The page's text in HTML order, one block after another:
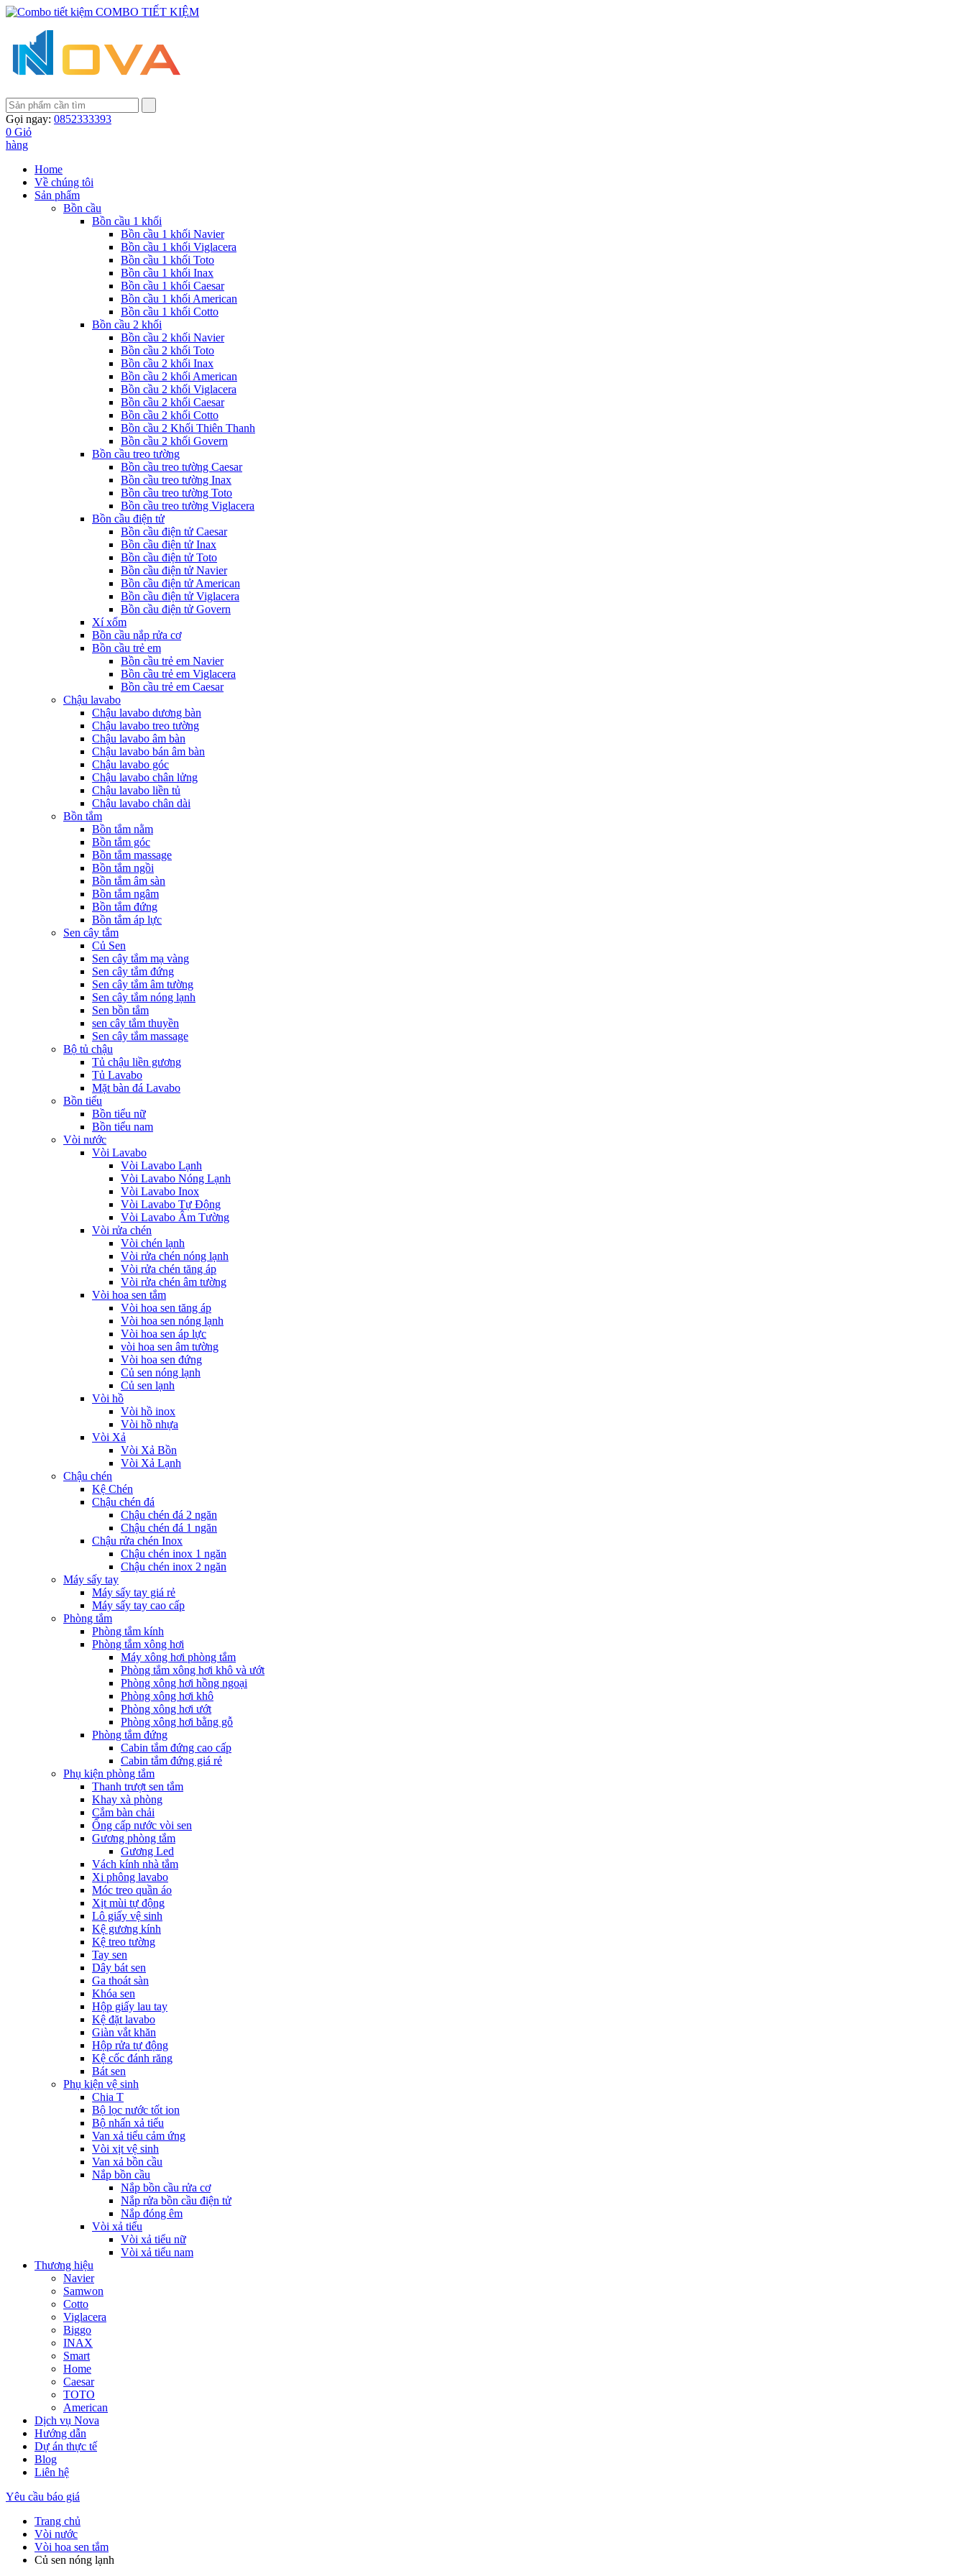
COMBO TIẾT KIỆM
Gọi ngay: 0852333393
0 Giỏ
hàng
Home
Về chúng tôi
Sản phẩm
Bồn cầu
Bồn cầu 1 khối
Bồn cầu 1 khối Navier
Bồn cầu 1 khối Viglacera
Bồn cầu 1 khối Toto
Bồn cầu 1 khối Inax
Bồn cầu 1 khối Caesar
Bồn cầu 1 khối American
Bồn cầu 1 khối Cotto
Bồn cầu 2 khối
Bồn cầu 2 khối Navier
Bồn cầu 2 khối Toto
Bồn cầu 2 khối Inax
Bồn cầu 2 khối American
Bồn cầu 2 khối Viglacera
Bồn cầu 2 khối Caesar
Bồn cầu 2 khối Cotto
Bồn cầu 2 Khối Thiên Thanh
Bồn cầu 2 khối Govern
Bồn cầu treo tường
Bồn cầu treo tường Caesar
Bồn cầu treo tường Inax
Bồn cầu treo tường Toto
Bồn cầu treo tường Viglacera
Bồn cầu điện tử
Bồn cầu điện tử Caesar
Bồn cầu điện tử Inax
Bồn cầu điện tử Toto
Bồn cầu điện tử Navier
Bồn cầu điện tử American
Bồn cầu điện tử Viglacera
Bồn cầu điện tử Govern
Xí xổm
Bồn cầu nắp rửa cơ
Bồn cầu trẻ em
Bồn cầu trẻ em Navier
Bồn cầu trẻ em Viglacera
Bồn cầu trẻ em Caesar
Chậu lavabo
Chậu lavabo dương bàn
Chậu lavabo treo tường
Chậu lavabo âm bàn
Chậu lavabo bán âm bàn
Chậu lavabo góc
Chậu lavabo chân lửng
Chậu lavabo liền tủ
Chậu lavabo chân dài
Bồn tắm
Bồn tắm nằm
Bồn tắm góc
Bồn tắm massage
Bồn tắm ngồi
Bồn tắm âm sàn
Bồn tắm ngâm
Bồn tắm đứng
Bồn tắm áp lực
Sen cây tắm
Củ Sen
Sen cây tắm mạ vàng
Sen cây tắm đứng
Sen cây tắm âm tường
Sen cây tắm nóng lạnh
Sen bồn tắm
sen cây tắm thuyền
Sen cây tắm massage
Bộ tủ chậu
Tủ chậu liền gương
Tủ Lavabo
Mặt bàn đá Lavabo
Bồn tiểu
Bồn tiểu nữ
Bồn tiểu nam
Vòi nước
Vòi Lavabo
Vòi Lavabo Lạnh
Vòi Lavabo Nóng Lạnh
Vòi Lavabo Inox
Vòi Lavabo Tự Động
Vòi Lavabo Âm Tường
Vòi rửa chén
Vòi chén lạnh
Vòi rửa chén nóng lạnh
Vòi rửa chén tăng áp
Vòi rửa chén âm tường
Vòi hoa sen tắm
Vòi hoa sen tăng áp
Vòi hoa sen nóng lạnh
Vòi hoa sen áp lực
vòi hoa sen âm tường
Vòi hoa sen đứng
Củ sen nóng lạnh
Củ sen lạnh
Vòi hồ
Vòi hồ inox
Vòi hồ nhựa
Vòi Xả
Vòi Xả Bồn
Vòi Xả Lạnh
Chậu chén
Kệ Chén
Chậu chén đá
Chậu chén đá 2 ngăn
Chậu chén đá 1 ngăn
Chậu rửa chén Inox
Chậu chén inox 1 ngăn
Chậu chén inox 2 ngăn
Máy sấy tay
Máy sấy tay giá rẻ
Máy sấy tay cao cấp
Phòng tắm
Phòng tắm kính
Phòng tắm xông hơi
Máy xông hơi phòng tắm
Phòng tắm xông hơi khô và ướt
Phòng xông hơi hồng ngoại
Phòng xông hơi khô
Phòng xông hơi ướt
Phòng xông hơi bằng gỗ
Phòng tắm đứng
Cabin tắm đứng cao cấp
Cabin tắm đứng giá rẻ
Phụ kiện phòng tắm
Thanh trượt sen tắm
Khay xà phòng
Cắm bàn chải
Ống cấp nước vòi sen
Gương phòng tắm
Gương Led
Vách kính nhà tắm
Xi phông lavabo
Móc treo quần áo
Xịt mùi tự động
Lô giấy vệ sinh
Kệ gương kính
Kệ treo tường
Tay sen
Dây bát sen
Ga thoát sàn
Khóa sen
Hộp giấy lau tay
Kệ đặt lavabo
Giàn vắt khăn
Hộp rửa tự động
Kệ cốc đánh răng
Bát sen
Phụ kiện vệ sinh
Chia T
Bộ lọc nước tốt ion
Bộ nhấn xả tiểu
Van xả tiểu cảm ứng
Vòi xịt vệ sinh
Van xả bồn cầu
Nắp bồn cầu
Nắp bồn cầu rửa cơ
Nắp rửa bồn cầu điện tử
Nắp đóng êm
Vòi xả tiểu
Vòi xả tiểu nữ
Vòi xả tiểu nam
Thương hiệu
Navier
Samwon
Cotto
Viglacera
Biggo
INAX
Smart
Home
Caesar
TOTO
American
Dịch vụ Nova
Hướng dẫn
Dự án thực tế
Blog
Liên hệ
Yêu cầu báo giá
Trang chủ
Vòi nước
Vòi hoa sen tắm
Củ sen nóng lạnh